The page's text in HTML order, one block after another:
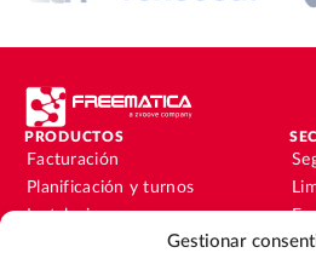
Gestionar
PRODUCTOS
Facturación
Planificación y turnos
Instalaciones y